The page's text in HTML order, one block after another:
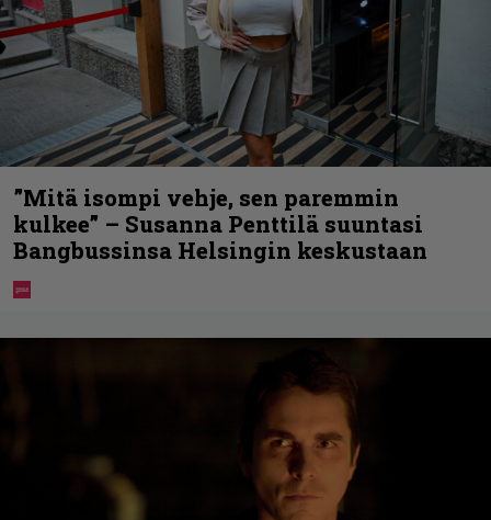
”Mitä isompi vehje, sen paremmin
kulkee” – Susanna Penttilä suuntasi
Bangbussinsa Helsingin keskustaan